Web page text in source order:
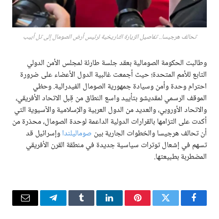
تحالف هرجيسا.. تفاصيل الزيارة التاريخية لرئيس أرض الصومال إلى تل أبيب
وطالبت الحكومة الصومالية بعقد جلسة طارئة لمجلس الأمن الدولي
التابع للأمم المتحدة؛ حيث أجمعت غالبية الدول الأعضاء على ضرورة
احترام وحدة وأمن وسيادة جمهورية الصومال الفيدرالية. وحظي
الموقف الرسمي لمقديشو بتأييد واسع النطاق من قِبل الاتحاد الأفريقي،
والاتحاد الأوروبي، والعديد من الدول العربية والإسلامية والآسيوية التي
أكدت على التزامها بالقرارات الدولية الداعمة لوحدة الصومال، محذرة من
أن تحالف هرجيسا والخطوات الجارية بين صوماليلنداوإسرائيل قد
تسهم في إشعال توترات سياسية جديدة في منطقة القرن الأفريقي
المضطربة بطبيعتها.
فيسبوكتويتر بينتيريستلينكدإن Tumblr تيلقرام البريد